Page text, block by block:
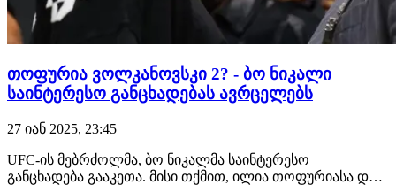
თოფურია ვოლკანოვსკი 2? - ბო ნიკალი
საინტერესო განცხადებას ავრცელებს
27 იან 2025, 23:45
UFC-ის მებრძოლმა, ბო ნიკალმა საინტერესო
განცხადება გააკეთა. მისი თქმით, ილია თოფურიასა და